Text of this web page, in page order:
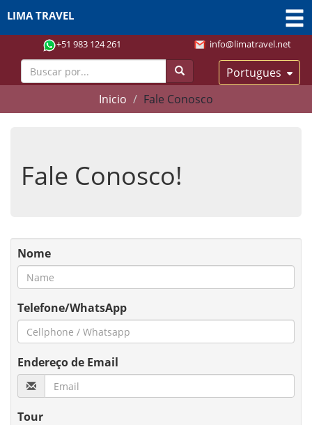
+51 983 124 261 info@limatravel.net
Portugues
LIMA TRAVEL
Inicio Fale Conosco
Fale Conosco!
Nome
Telefone/WhatsApp
Endereço de Email
Tour